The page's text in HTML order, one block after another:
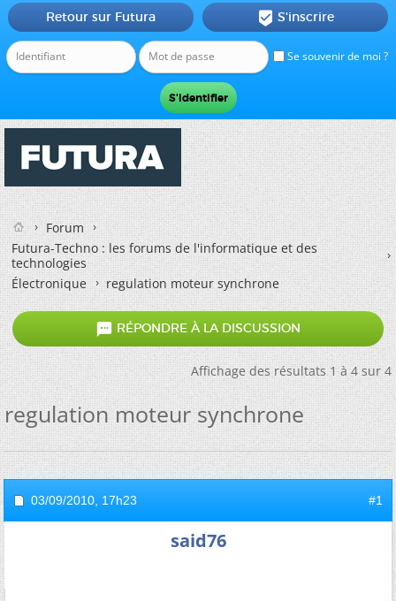
Se souvenir de moi ?
Retour sur Futura  S'inscrire
Forum
Futura-Techno : les forums de l'informatique et des
technologies
Électronique
regulation moteur synchrone
 RÉPONDRE À LA DISCUSSION
Affichage des résultats 1 à 4 sur 4
regulation moteur synchrone
03/09/2010, 17h23 #1
said76